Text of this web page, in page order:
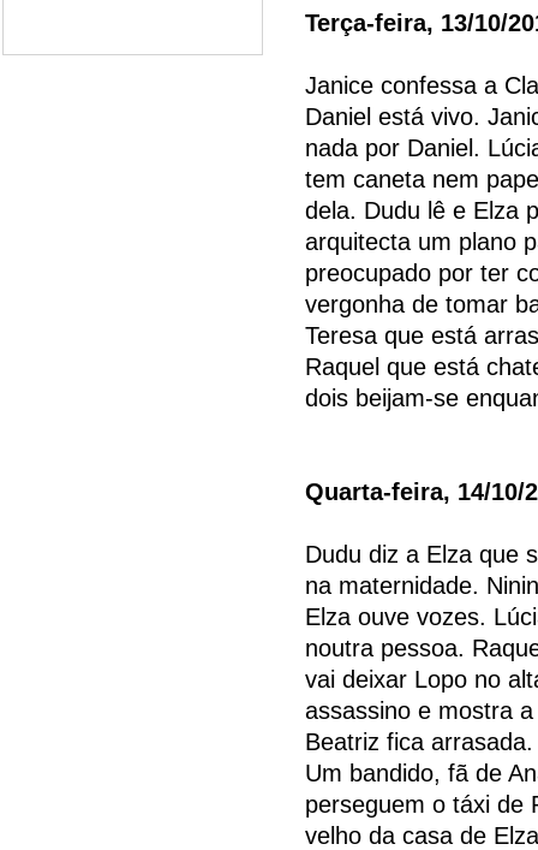
Terça-feira, 13/10/
Janice confessa a
Daniel está vivo.
nada por Daniel.
tem caneta nem
dela. Dudu lê e Elza
arquitecta um plano
preocupado por ter
vergonha de tomar
Teresa que está
Raquel que está
dois beijam-se
Quarta-feira, 14/10/
Dudu diz a Elza que
na maternidade.
Elza ouve vozes.
noutra pessoa.
vai deixar Lopo no
assassino e mostra
Beatriz fica
Um bandido, fã de
perseguem o táxi de
velho da casa de